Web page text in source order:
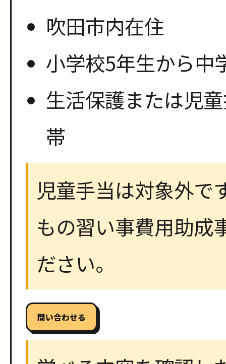
吹田市内在住
小学校5年生から中
生活保護または児
帯
児童手当は対象外で
もの習い事費用助成
ださい。
問い合わせる